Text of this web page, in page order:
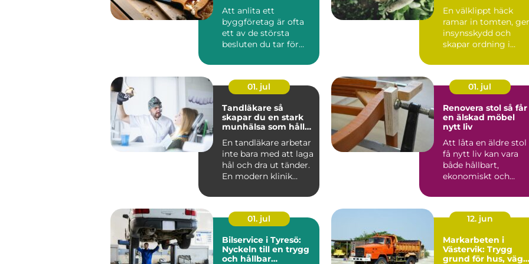
Att anlita ett
byggföretag är ofta
ett av de största
besluten du tar för
En välklippt häck
ramar in tomten, ger
insynsskydd och
skapar ordning i
Samtidigt är häc...
01. jul
Tandläkare så
skapar du en stark
munhälsa som håller
En tandläkare arbetar
inte bara med att laga
hål och dra ut tänder.
En modern klinik
01. jul
Renovera stol så får
en älskad möbel
nytt liv
Att låta en äldre stol
få nytt liv kan vara
både hållbart,
ekonomiskt och
värdefullt. ...
01. jul
Bilservice i Tyresö:
Nyckeln till en trygg
och hållbar
12. jun
Markarbeten i
Västervik: Trygg
grund för hus,